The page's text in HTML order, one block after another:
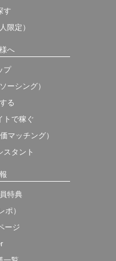
す
限定）
へ
プ
ーシング）
る
トで稼ぐ
マッチング）
スタント
特典
ポ）
ージ